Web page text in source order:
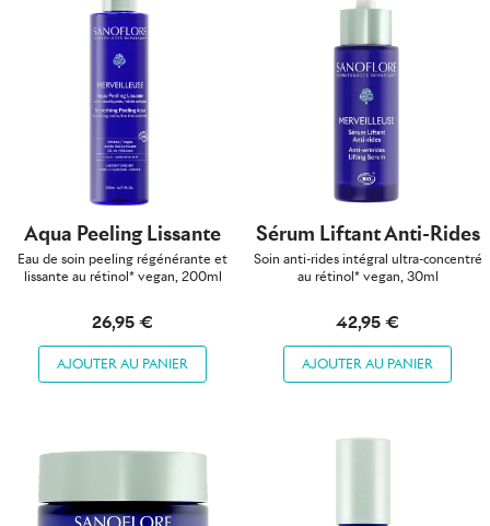
Aqua Peeling Lissante
Eau de soin peeling régénérante et
lissante au rétinol* vegan, 200ml
26,95 €
AJOUTER AU PANIER
Sérum Liftant Anti-Rides
Soin anti-rides intégral ultra-concentré
au rétinol* vegan, 30ml
42,95 €
AJOUTER AU PANIER